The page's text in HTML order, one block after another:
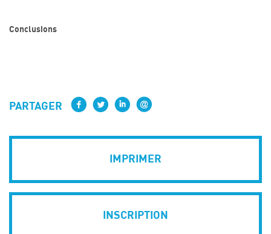
Conclusions
PARTAGER
IMPRIMER
INSCRIPTION